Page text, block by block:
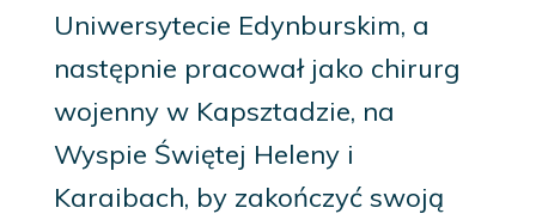
Uniwersytecie Edynburskim, a
następnie pracował jako chirurg
wojenny w Kapsztadzie, na
Wyspie Świętej Heleny i
Karaibach, by zakończyć swoją